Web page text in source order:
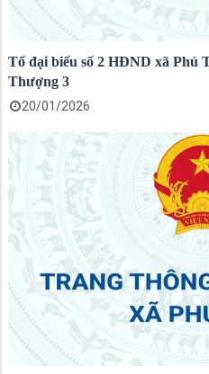
Tổ đại biểu số 2 HĐND xã Phú
Thượng 3
20/01/2026